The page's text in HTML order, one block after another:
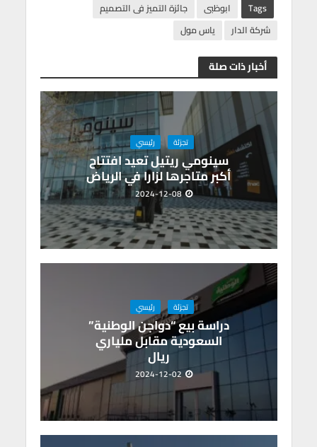
e
b
o
o
k
tt
er
ail
at
p
p
ke
gr Tags ابوظبى
جائزة التميز فى التصميم
شركة الدار
ياس مول
أخبار ذات صلة
تجزئة رئيسي
سينومي ريتيل تعيد افتتاح
أكبر متاجرها لزارا في الرياض
2024-12-08
تجزئة رئيسي
دراسة بيع “دواجن الوطنية”
السعودية مقابل ملياري
ريال
2024-12-02